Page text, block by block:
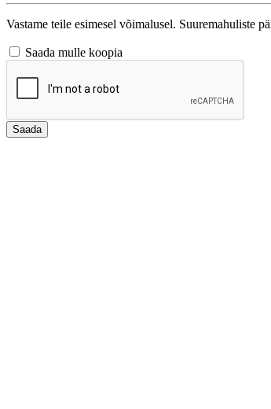
Vastame teile esimesel võimalusel. Suuremahuliste
Saada mulle koopia
Saada